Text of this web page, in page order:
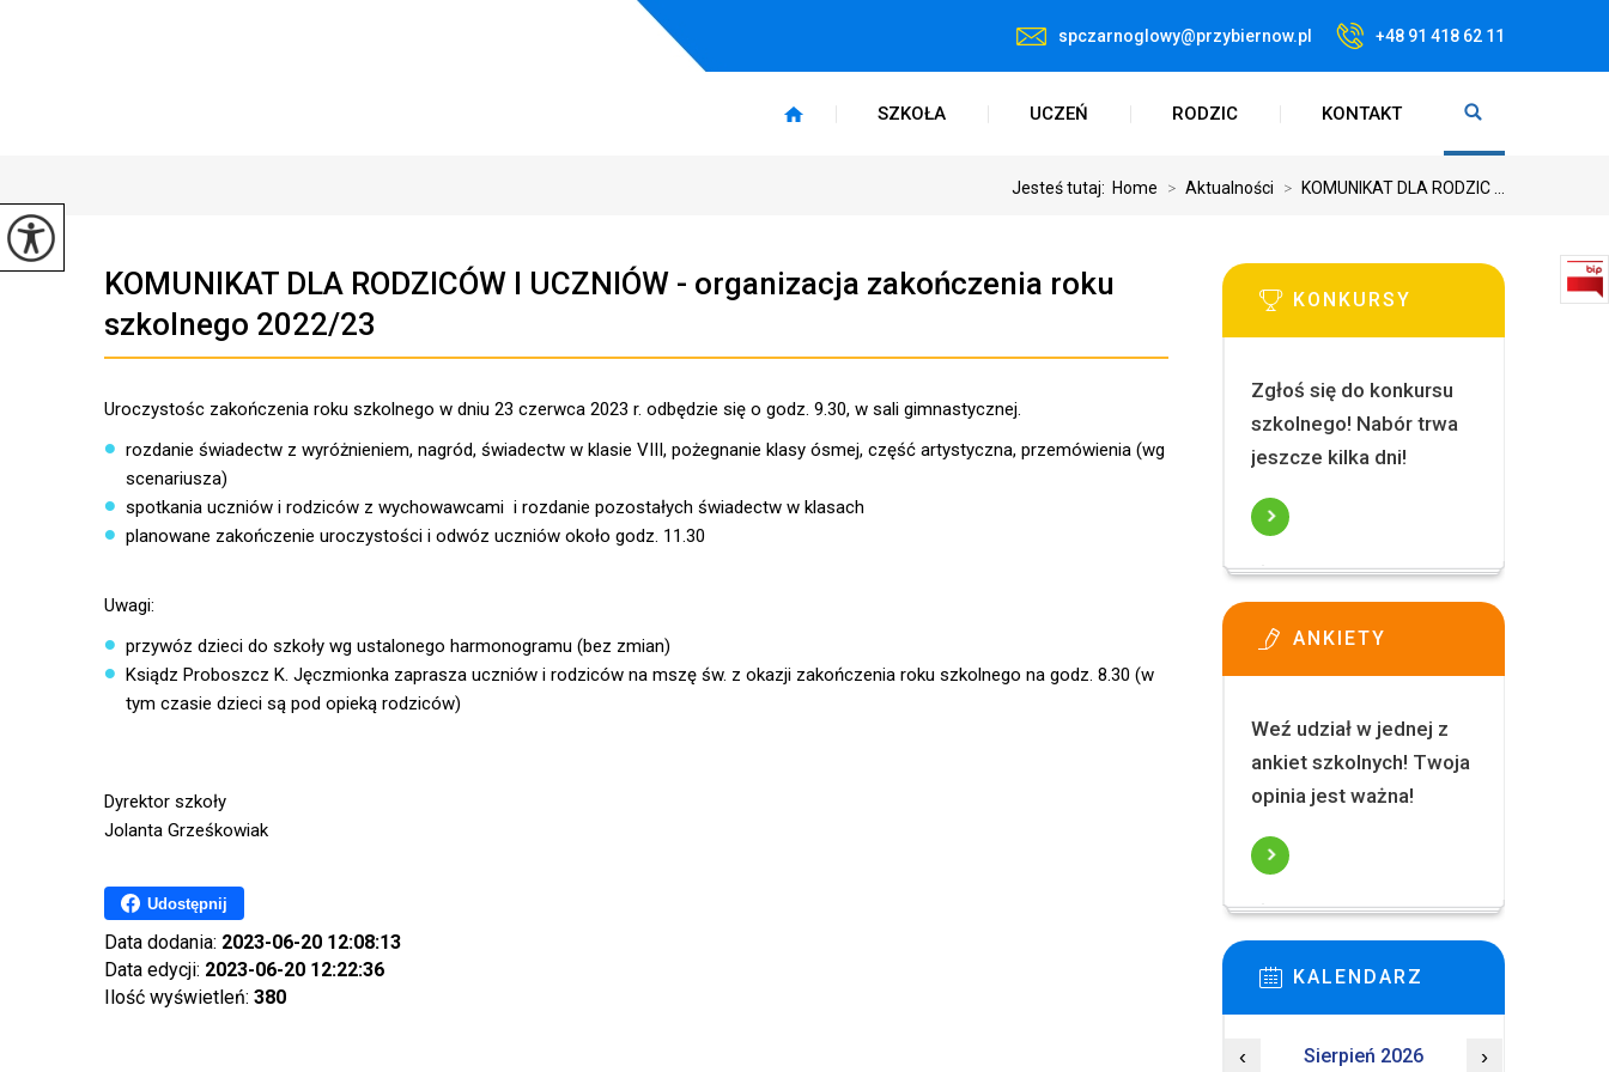
spczarnoglowy@przybiernow.pl +48 91 418 62 11
SZKOŁA UCZEŃ RODZIC KONTAKT
Jesteś tutaj: Home > Aktualności > KOMUNIKAT DLA RODZIC ...
KOMUNIKAT DLA RODZICÓW I UCZNIÓW - organizacja zakończenia roku
szkolnego 2022/23
Uroczystośc zakończenia roku szkolnego w dniu 23 czerwca 2023 r. odbędzie się o godz. 9.30, w sali gimnastycznej.
rozdanie świadectw z wyróżnieniem, nagród, świadectw w klasie VIII, pożegnanie klasy ósmej, część artystyczna, przemówienia (wg
scenariusza)
spotkania uczniów i rodziców z wychowawcami i rozdanie pozostałych świadectw w klasach
planowane zakończenie uroczystości i odwóz uczniów około godz. 11.30
Uwagi:
przywóz dzieci do szkoły wg ustalonego harmonogramu (bez zmian)
Ksiądz Proboszcz K. Jęczmionka zaprasza uczniów i rodziców na mszę św. z okazji zakończenia roku szkolnego na godz. 8.30 (w
tym czasie dzieci są pod opieką rodziców)
Dyrektor szkoły
Jolanta Grześkowiak
Udostępnij
Data dodania: 2023-06-20 12:08:13
Data edycji: 2023-06-20 12:22:36
Ilość wyświetleń: 380
KONKURSY
Zgłoś się do konkursu
szkolnego! Nabór trwa
jeszcze kilka dni!
ANKIETY
Weź udział w jednej z
ankiet szkolnych! Twoja
opinia jest ważna!
KALENDARZ
‹ Sierpień 2026 ›